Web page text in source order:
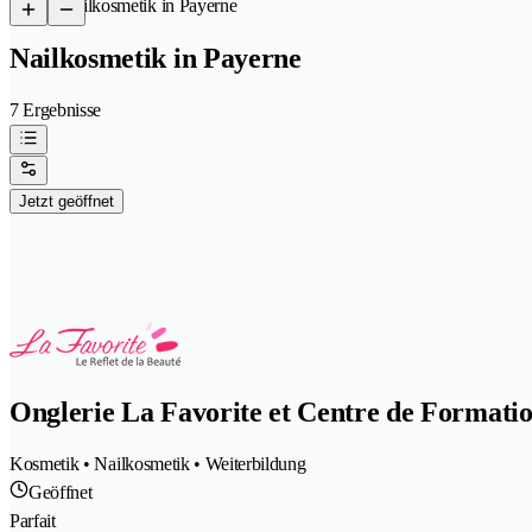
/Nailkosmetik in Payerne
Nailkosmetik in Payerne
7 Ergebnisse
Jetzt geöffnet
Onglerie La Favorite et Centre de
Kosmetik • Nailkosmetik • Weiterbildung
Geöffnet
Parfait